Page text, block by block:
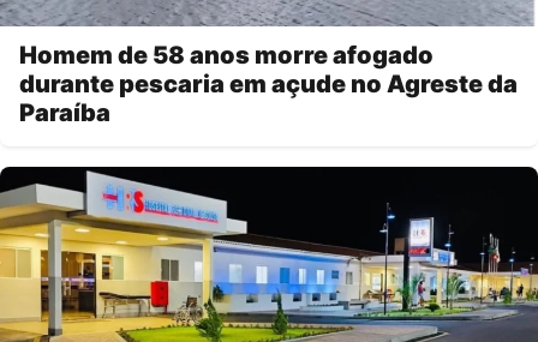
Homem de 58 anos morre afogado
durante pescaria em açude no Agreste da
Paraíba